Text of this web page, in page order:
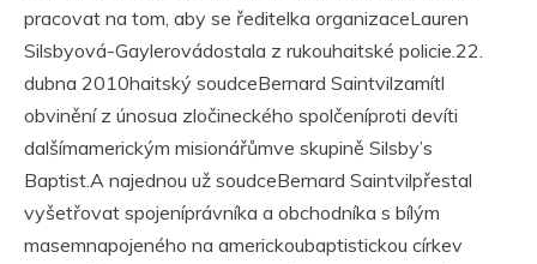
pracovat na tom, aby se ředitelka organizaceLauren
Silsbyová-Gaylerovádostala z rukouhaitské policie.22.
dubna 2010haitský soudceBernard Saintvilzamítl
obvinění z únosua zločineckého spolčeníproti devíti
dalšímamerickým misionářůmve skupině Silsby’s
Baptist.A najednou už soudceBernard Saintvilpřestal
vyšetřovat spojeníprávníka a obchodníka s bílým
masemnapojeného na americkoubaptistickou církev